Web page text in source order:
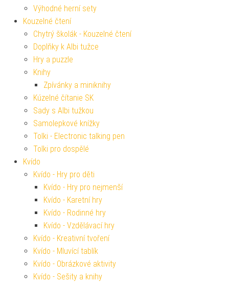
Výhodné herní sety
Kouzelné čtení
Chytrý školák - Kouzelné čtení
Doplňky k Albi tužce
Hry a puzzle
Knihy
Zpívánky a miniknihy
Kúzelné čítanie SK
Sady s Albi tužkou
Samolepkové knížky
Tolki - Electronic talking pen
Tolki pro dospělé
Kvído
Kvído - Hry pro děti
Kvído - Hry pro nejmenší
Kvído - Karetní hry
Kvído - Rodinné hry
Kvído - Vzdělávací hry
Kvído - Kreativní tvoření
Kvído - Mluvící tablík
Kvído - Obrázkové aktivity
Kvído - Sešity a knihy